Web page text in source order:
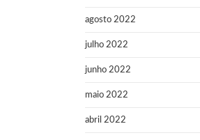
agosto 2022
julho 2022
junho 2022
maio 2022
abril 2022